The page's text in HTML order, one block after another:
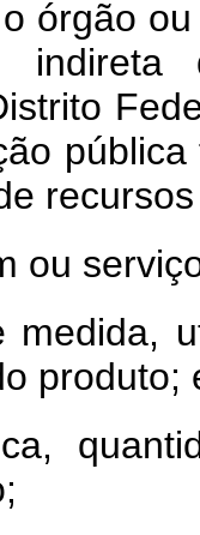
órgão
ou
produto;